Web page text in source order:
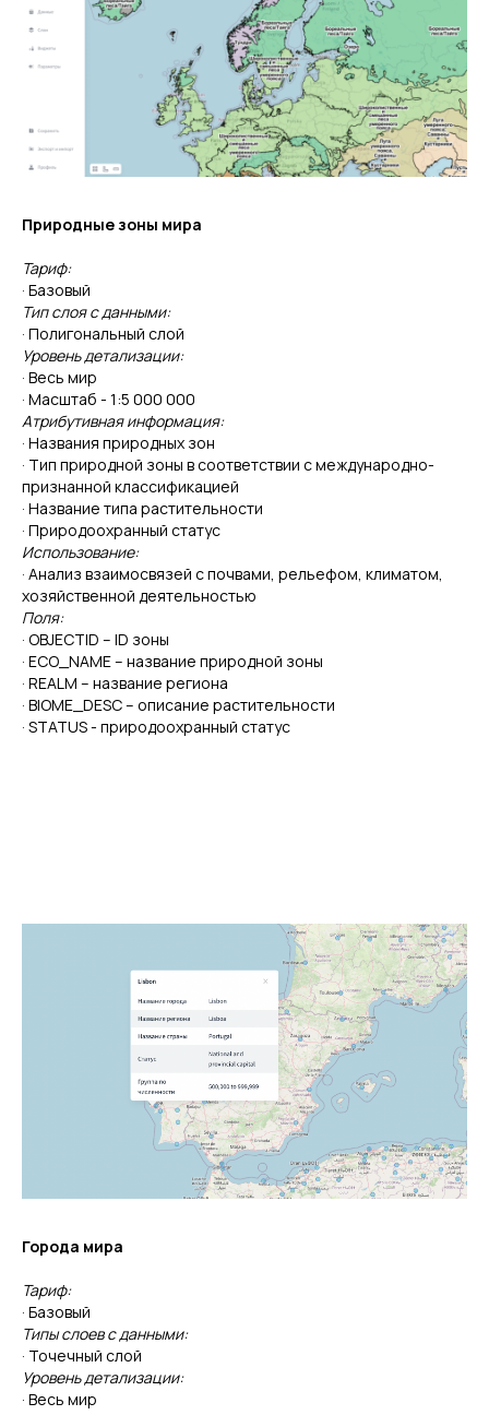
Природные зоны мира
Тариф:
· Базовый
Тип слоя с данными:
· Полигональный слой
Уровень детализации:
· Весь мир
· Масштаб - 1:5 000 000
Атрибутивная информация:
· Названия природных зон
· Тип природной зоны в соответствии с международно-
признанной классификацией
· Название типа растительности
· Природоохранный статус
Использование:
· Анализ взаимосвязей с почвами, рельефом, климатом,
хозяйственной деятельностью
Поля:
· OBJECTID – ID зоны
· ECO_NAME – название природной зоны
· REALM – название региона
· BIOME_DESC – описание растительности
· STATUS - природоохранный статус
Города мира
Тариф:
· Базовый
Типы слоев с данными:
· Точечный слой
Уровень детализации:
· Весь мир